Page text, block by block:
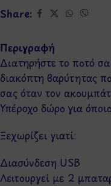
Share:
Περιγραφή
Διατηρήστε το ποτό
διακόπτη βαρύτητας
σας όταν τον
Υπέροχο δώρο για
Ξεχωρίζει γιατί:
Διασύνδεση USB
Λειτουργεί με 2